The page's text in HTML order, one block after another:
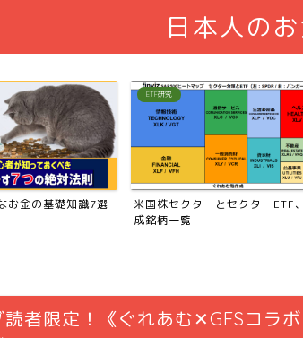
日本人の
とセクターETF、構
大富豪の教え
３分でわかる『金持ち父さん貧
さん』
読者限定！《ぐれあむ✕GFSコラ